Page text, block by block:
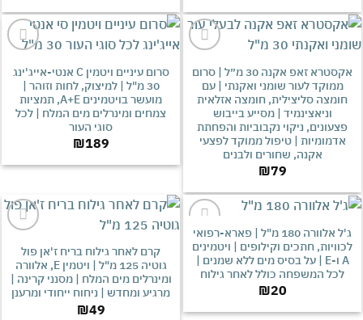
אהבתי
אקסטרא זאפ אקנה 30 מ״ל | סרום
לעור שומני ואקנתי | עם
סליצילית, חומצה אזלאית
וניאצינמיד | מסייע בייבוש
ניקוי נקבוביות והפחתת
| טיפול ממוקד לפצעי
אקנה, שחורים ולבנים
₪
סרום עיניים ויטמין C אנטי-אייג'ינג
30 מ"ל | למיצוק, לחות וזוהר |
מועשר בויטמינים A+E, תמציות
צמחים ומינרלים מים המלח | לכל
סוגי העור
₪
אהבתי
ג'ל אלוורה 180 מ"ל | פארא-רפואי
חתכים וקילופים | ויטמינים
A ו-E | על בסיס מים ללא שמנים |
המשפחה כולל לאחר גילוח
₪
אהבתיקרם לאחר גילוח בריח ז'אן פול
גוטיה 125 מ"ל | ויטמין E, אלוורה
ומינרלים מים המלח | מסנני קרינה |
מרגיע ומחדש | ניחוח ייחודי ומרענן
₪